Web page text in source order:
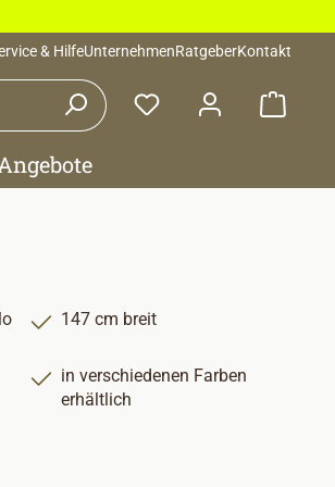
& HilfeUnternehmenRatgeberKontakt
147 cm breit
in verschiedenen Farben
erhältlich